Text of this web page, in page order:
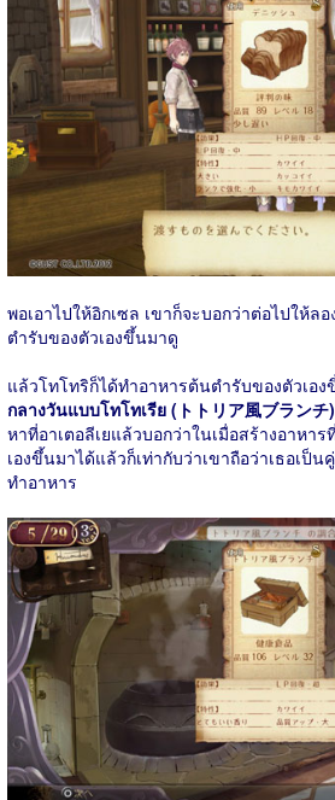
พอเอาไปให้อิกเซล เขาก็จะบอกว่าต่อไปให้ล
ตำรับของตัวเองขึ้นมาดู
แล้วโทโทริก็ได้ทำอาหารต้นตำรับของตัวเอ
กลางวันแบบโทโทเรีย (トトリア風ブランチ)
หาที่อาเตอลีเยแล้วบอกว่าในเมื่อสร้างอาหา
เองขึ้นมาได้แล้วก็เท่ากับว่าเขาถือว่าเธอเ
ทำอาหาร